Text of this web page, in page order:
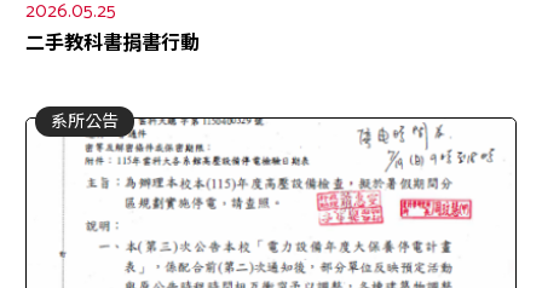
2026.05.25
二手教科書捐書行動
系所公告